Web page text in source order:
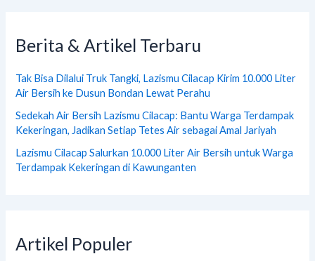
Berita & Artikel Terbaru
Tak Bisa Dilalui Truk Tangki, Lazismu Cilacap Kirim 10.000 Liter
Air Bersih ke Dusun Bondan Lewat Perahu
Sedekah Air Bersih Lazismu Cilacap: Bantu Warga Terdampak
Kekeringan, Jadikan Setiap Tetes Air sebagai Amal Jariyah
Lazismu Cilacap Salurkan 10.000 Liter Air Bersih untuk Warga
Terdampak Kekeringan di Kawunganten
Artikel Populer